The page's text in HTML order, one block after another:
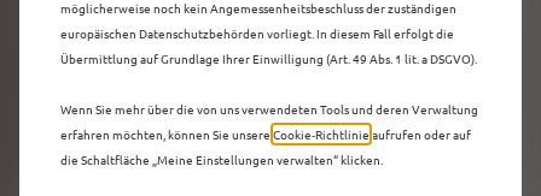
ESSLINGEN AM
NECKAR
möglicherweise noch kein Angemessenheitsbeschluss der zuständigen
europäischen Datenschutzbehörden vorliegt. In diesem Fall erfolgt die
Übermittlung auf Grundlage Ihrer Einwilligung (Art. 49 Abs. 1 lit. a DSGVO).
Wenn Sie mehr über die von uns verwendeten Tools und deren Verwaltung
erfahren möchten, können Sie unsere Cookie‑Richtlinie aufrufen oder auf
die Schaltfläche „Meine Einstellungen verwalten“ klicken.